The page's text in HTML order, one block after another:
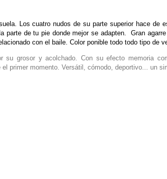
Los cuatro nudos de su parte superior hace de
parte de tu pie donde mejor se adapten. Gran
con el baile. Color ponible todo todo tipo de
su grosor y acolchado. Con su efecto memoria
primer momento. Versátil, cómodo, deportivo... un